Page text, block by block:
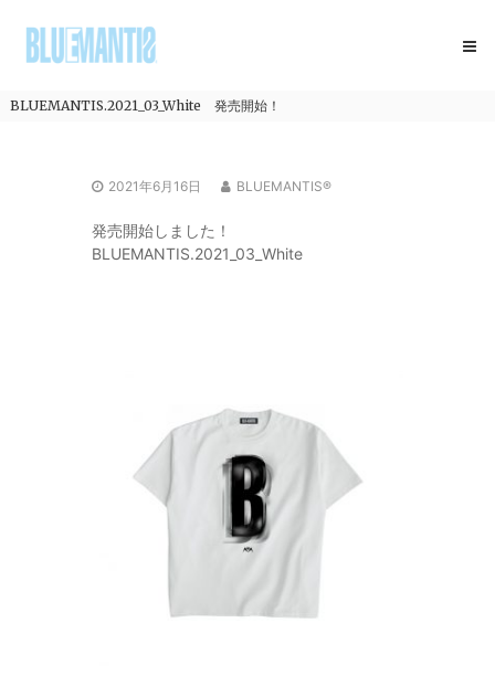
ツ
BLUEMANTIS
BLUEMANTIS.2021_03_White 発売開始！
2021年6月16日 BLUEMANTIS®
発売開始しました！
BLUEMANTIS.2021_03_White